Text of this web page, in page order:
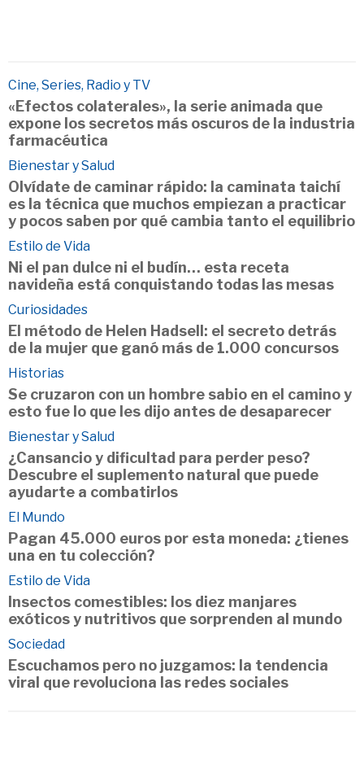
Cine, Series, Radio y TV
«Efectos colaterales», la serie animada que
expone los secretos más oscuros de la industria
farmacéutica
Bienestar y Salud
Olvídate de caminar rápido: la caminata taichí
es la técnica que muchos empiezan a practicar
y pocos saben por qué cambia tanto el equilibrio
Estilo de Vida
Ni el pan dulce ni el budín… esta receta
navideña está conquistando todas las mesas
Curiosidades
El método de Helen Hadsell: el secreto detrás
de la mujer que ganó más de 1.000 concursos
Historias
Se cruzaron con un hombre sabio en el camino y
esto fue lo que les dijo antes de desaparecer
Bienestar y Salud
¿Cansancio y dificultad para perder peso?
Descubre el suplemento natural que puede
ayudarte a combatirlos
El Mundo
Pagan 45.000 euros por esta moneda: ¿tienes
una en tu colección?
Estilo de Vida
Insectos comestibles: los diez manjares
exóticos y nutritivos que sorprenden al mundo
Sociedad
Escuchamos pero no juzgamos: la tendencia
viral que revoluciona las redes sociales